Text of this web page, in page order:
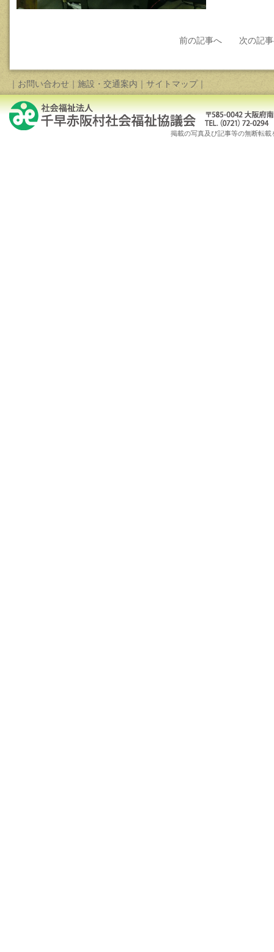
前の記事へ 次の記
｜ お問い合わせ ｜ 施設・交通案内 ｜ サイトマップ｜
掲載の写真及び記事等の無断転